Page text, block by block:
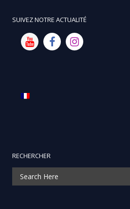
SUIVEZ NOTRE ACTUALITÉ
RECHERCHER